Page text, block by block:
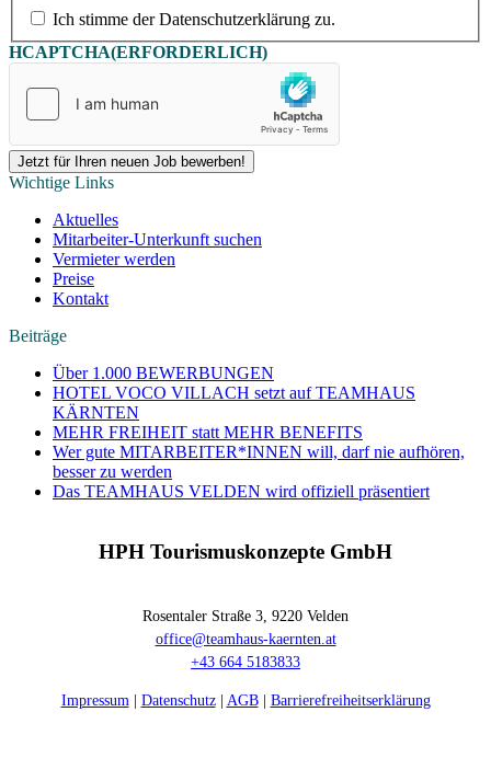
Ich stimme der Datenschutzerklärung zu.
HCAPTCHA(ERFORDERLICH)
Wichtige Links
Aktuelles
Mitarbeiter-Unterkunft suchen
Vermieter werden
Preise
Kontakt
Beiträge
Über 1.000 BEWERBUNGEN
HOTEL VOCO VILLACH setzt auf TEAMHAUS
KÄRNTEN
MEHR FREIHEIT statt MEHR BENEFITS
Wer gute MITARBEITER*INNEN will, darf nie aufhören,
besser zu werden
Das TEAMHAUS VELDEN wird offiziell präsentiert
HPH Tourismuskonzepte GmbH
Rosentaler Straße 3, 9220 Velden
office@teamhaus-kaernten.at
+43 664 5183833
Impressum| Datenschutz| AGB| Barrierefreiheitserklärung